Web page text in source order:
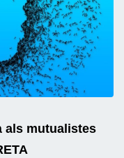
als mutualistes